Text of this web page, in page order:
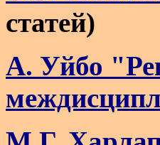
статей)
А. Уйбо